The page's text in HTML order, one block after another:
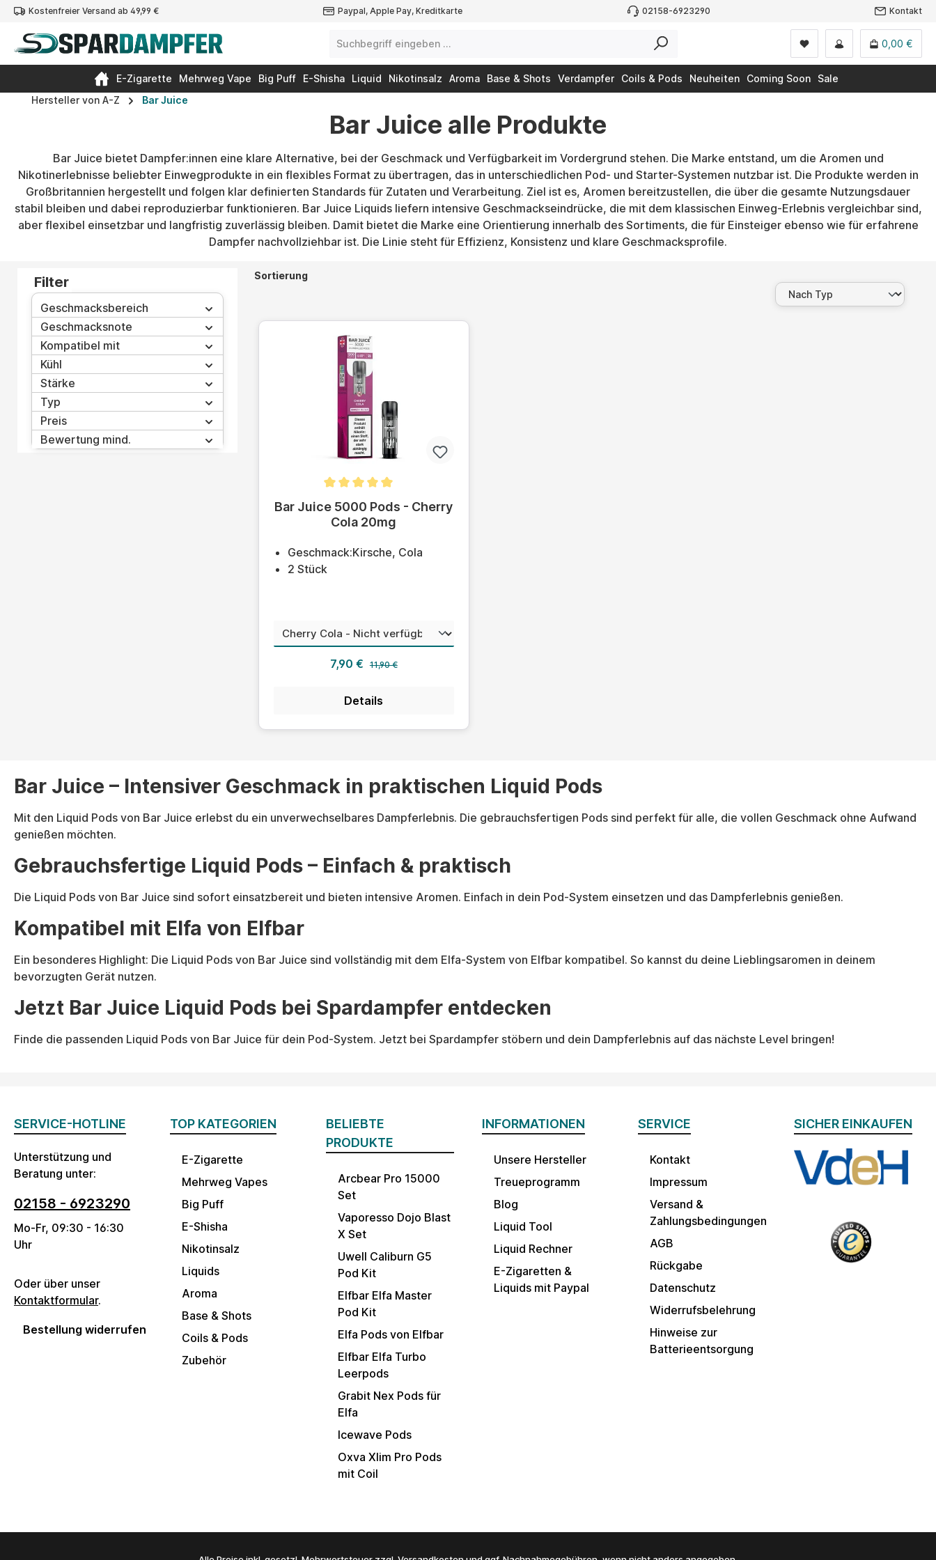
Zur Hauptnavigation springen
Kostenfreier Versand ab 49,99 € Paypal, Apple Pay, Kreditkarte 02158-6923290 Kontakt
0,00 €
E-Zigarette Mehrweg Vape Big Puff E-Shisha Liquid Nikotinsalz Aroma Base & Shots Verdampfer Coils & Pods Neuheiten Coming Soon
Sale
Hersteller von A-Z
Bar Juice
Bar Juice alle Produkte
Bar Juice bietet Dampfer:innen eine klare Alternative, bei der Geschmack und Verfügbarkeit im Vordergrund stehen. Die Marke entstand, um die Aromen und
Nikotinerlebnisse beliebter Einwegprodukte in ein flexibles Format zu übertragen, das in unterschiedlichen Pod- und Starter-Systemen nutzbar ist. Die Produkte werden in
Großbritannien hergestellt und folgen klar definierten Standards für Zutaten und Verarbeitung. Ziel ist es, Aromen bereitzustellen, die über die gesamte Nutzungsdauer
stabil bleiben und dabei reproduzierbar funktionieren. Bar Juice Liquids liefern intensive Geschmackseindrücke, die mit dem klassischen Einweg-Erlebnis vergleichbar sind,
aber flexibel einsetzbar und langfristig zuverlässig bleiben. Damit bietet die Marke eine Orientierung innerhalb des Sortiments, die für Einsteiger ebenso wie für erfahrene
Dampfer nachvollziehbar ist. Die Linie steht für Effizienz, Konsistenz und klare Geschmacksprofile.
Filter
Geschmacksbereich
Geschmacksnote
Kompatibel mit
Kühl
Stärke
Typ
Preis
Bewertung mind.
Sortierung
Durchschnittliche Bewertung von 5 von 5 Sternen
Bar Juice 5000 Pods - Cherry
Cola 20mg
Geschmack:Kirsche, Cola
2 Stück
Geschmackauswählen
Verkaufspreis:
7,90 € Regulärer Preis:
11,90 €
Details
Bar Juice – Intensiver Geschmack in praktischen Liquid Pods
Mit den Liquid Pods von Bar Juice erlebst du ein unverwechselbares Dampferlebnis. Die gebrauchsfertigen Pods sind perfekt für alle, die vollen Geschmack ohne Aufwand
genießen möchten.
Gebrauchsfertige Liquid Pods – Einfach & praktisch
Die Liquid Pods von Bar Juice sind sofort einsatzbereit und bieten intensive Aromen. Einfach in dein Pod-System einsetzen und das Dampferlebnis genießen.
Kompatibel mit Elfa von Elfbar
Ein besonderes Highlight: Die Liquid Pods von Bar Juice sind vollständig mit dem Elfa-System von Elfbar kompatibel. So kannst du deine Lieblingsaromen in deinem
bevorzugten Gerät nutzen.
Jetzt Bar Juice Liquid Pods bei Spardampfer entdecken
Finde die passenden Liquid Pods von Bar Juice für dein Pod-System. Jetzt bei Spardampfer stöbern und dein Dampferlebnis auf das nächste Level bringen!
SERVICE-HOTLINE
Unterstützung und
Beratung unter:
02158 - 6923290
Mo-Fr, 09:30 - 16:30
Uhr
Oder über unser
Kontaktformular.
Bestellung widerrufen
TOP KATEGORIEN
E-Zigarette
Mehrweg Vapes
Big Puff
E-Shisha
Nikotinsalz
Liquids
Aroma
Base & Shots
Coils & Pods
Zubehör
BELIEBTE
PRODUKTE
Arcbear Pro 15000
Set
Vaporesso Dojo Blast
X Set
Uwell Caliburn G5
Pod Kit
Elfbar Elfa Master
Pod Kit
Elfa Pods von Elfbar
Elfbar Elfa Turbo
Leerpods
Grabit Nex Pods für
Elfa
Icewave Pods
Oxva Xlim Pro Pods
mit Coil
INFORMATIONEN
Unsere Hersteller
Treueprogramm
Blog
Liquid Tool
Liquid Rechner
E-Zigaretten &
Liquids mit Paypal
SERVICE
Kontakt
Impressum
Versand &
Zahlungsbedingungen
AGB
Rückgabe
Datenschutz
Widerrufsbelehrung
Hinweise zur
Batterieentsorgung
SICHER EINKAUFEN